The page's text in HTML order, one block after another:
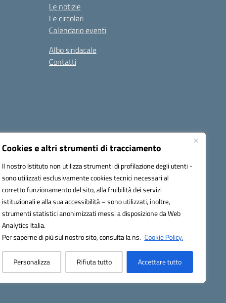
Cookies e altri strumenti di tracciamento
Il nostro Istituto non utilizza strumenti di profilazione degli utenti -
sono utilizzati esclusivamente cookies tecnici necessari al
corretto funzionamento del sito, alla fruibilità dei servizi
istituzionali e alla sua accessibilità – sono utilizzati, inoltre,
strumenti statistici anonimizzati messi a disposizione da Web
Analytics Italia.
Per saperne di più sul nostro sito, consulta la ns. Cookie Policy.
Personalizza Rifiuta tutto Accettare tutto
Le notizie
Le circolari
Calendario eventi
Albo sindacale
Contatti